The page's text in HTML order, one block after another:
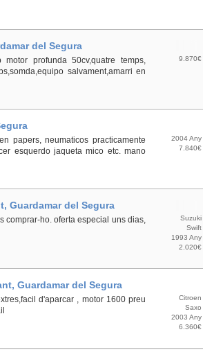
del Segura
profunda 50cv,quatre temps,
salvament,amarri en
9.870€
papers, neumaticos practicamente
esquerdo jaqueta mico etc. mano
2004 Any
7.840€
Guardamar del Segura
comprar-ho. oferta especial uns dias,
Suzuki
Swift
1993 Any
2.020€
Guardamar del Segura
d'aparcar , motor 1600 preu
Citroen
Saxo
2003 Any
6.360€